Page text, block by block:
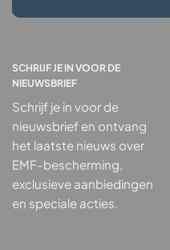
SCHRIJF JE IN VOOR DE
NIEUWSBRIEF
Schrijf je in voor de
nieuwsbrief en ontvang
het laatste nieuws over
EMF-bescherming,
exclusieve aanbiedingen
en speciale acties.